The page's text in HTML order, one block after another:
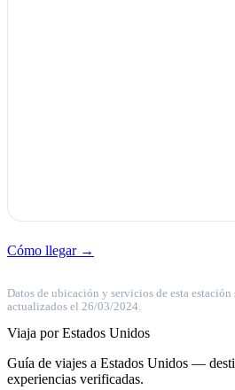
Cómo llegar →
Datos de ubicación y servicios de esta estación
actualizados el 26/03/2024.
Viaja por Estados Unidos
Guía de viajes a Estados Unidos —
experiencias verificadas.